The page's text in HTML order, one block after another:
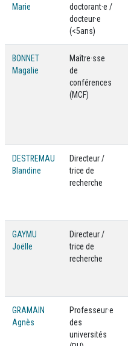
Marie
doctorant·e /
docteur·e
(<5ans)
BONNET
Magalie
Maître·sse
de
conférences
(MCF)
DESTREMAU
Blandine
Directeur /
trice de
recherche
GAYMU
Joëlle
Directeur /
trice de
recherche
GRAMAIN
Agnès
Professeur·e
des
universités